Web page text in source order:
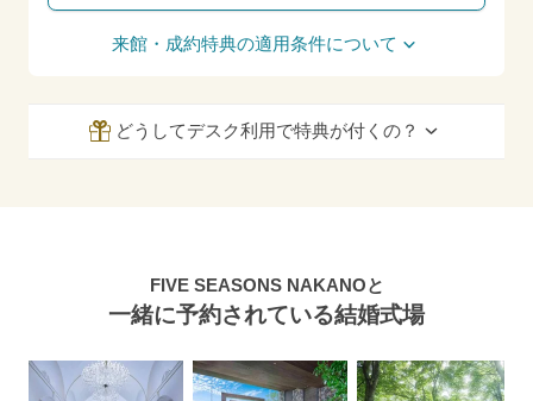
来館・成約特典の適用条件について
どうしてデスク利用で特典が付くの？
FIVE SEASONS NAKANOと
一緒に予約されている結婚式場